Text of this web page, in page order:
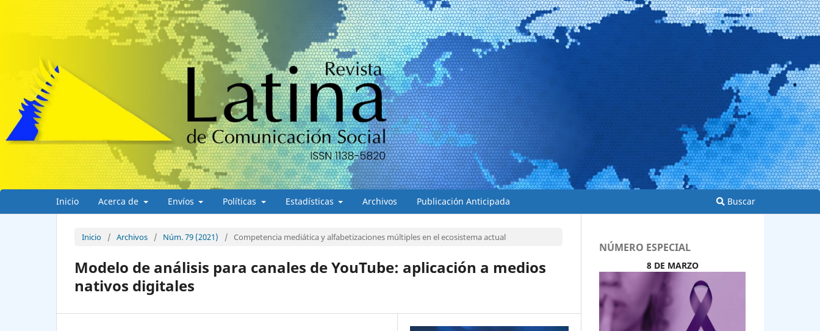
Inicio Acerca de Envíos Políticas Estadísticas Archivos Publicación Anticipada Buscar
Registrarse Entrar
Inicio / Archivos / Núm. 79 (2021) / Competencia mediática y alfabetizaciones múltiples en el ecosistema actual
Modelo de análisis para canales de YouTube: aplicación a medios
nativos digitales
NÚMERO ESPECIAL
8 DE MARZO